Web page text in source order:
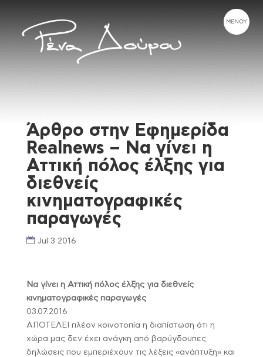
Άρθρο στην Εφημερίδα
Realnews – Να γίνει η
Αττική πόλος έλξης για
διεθνείς
κινηματογραφικές
παραγωγές
Jul 3 2016
Να γίνει η Αττική πόλος έλξης για διεθνείς
κινηματογραφικές παραγωγές
03.07.2016
ΑΠΟΤΕΛΕΙ πλέον κοινοτοπία η διαπίστωση ότι η
χώρα μας δεν έχει ανάγκη από βαρύγδουπες
δηλώσεις που εμπεριέχουν τις λέξεις «ανάπτυξη» και